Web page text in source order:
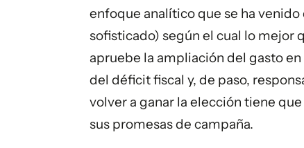
enfoque analítico que se ha
sofisticado) según el cual lo mejor
apruebe la ampliación del gasto
del déficit fiscal y, de paso,
volver a ganar la elección tiene
sus promesas de campaña.